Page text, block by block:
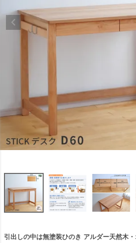
引出しの中は無塗装ひのき アルダー天然木